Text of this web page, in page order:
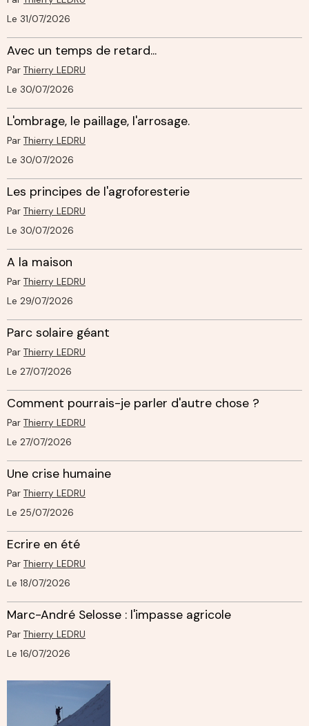
Le 31/07/2026
Avec un temps de retard...
Par Thierry LEDRU
Le 30/07/2026
L'ombrage, le paillage, l'arrosage.
Par Thierry LEDRU
Le 30/07/2026
Les principes de l'agroforesterie
Par Thierry LEDRU
Le 30/07/2026
A la maison
Par Thierry LEDRU
Le 29/07/2026
Parc solaire géant
Par Thierry LEDRU
Le 27/07/2026
Comment pourrais-je parler d'autre chose ?
Par Thierry LEDRU
Le 27/07/2026
Une crise humaine
Par Thierry LEDRU
Le 25/07/2026
Ecrire en été
Par Thierry LEDRU
Le 18/07/2026
Marc-André Selosse : l'impasse agricole
Par Thierry LEDRU
Le 16/07/2026